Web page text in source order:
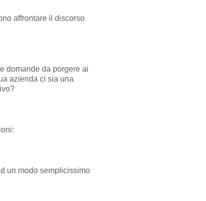
affrontare il discorso
domande da porgere ai
azienda ci sia una
un modo semplicissimo